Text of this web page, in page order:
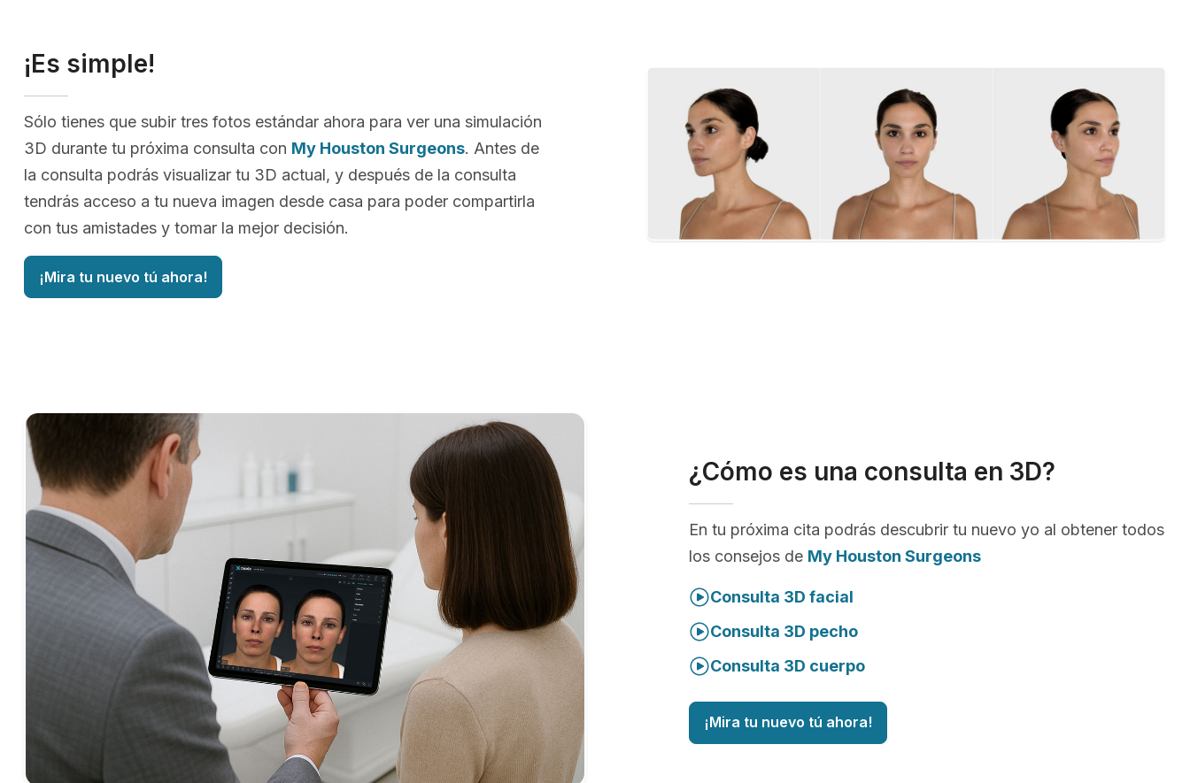
¡Es simple!
Sólo tienes que subir tres fotos estándar ahora para ver una simulación
3D durante tu próxima consulta con My Houston Surgeons. Antes de
la consulta podrás visualizar tu 3D actual, y después de la consulta
tendrás acceso a tu nueva imagen desde casa para poder compartirla
con tus amistades y tomar la mejor decisión.
¡Mira tu nuevo tú ahora!
¿Cómo es una consulta en 3D?
En tu próxima cita podrás descubrir tu nuevo yo al obtener todos
los consejos de My Houston Surgeons
Consulta 3D facial
Consulta 3D pecho
Consulta 3D cuerpo
¡Mira tu nuevo tú ahora!